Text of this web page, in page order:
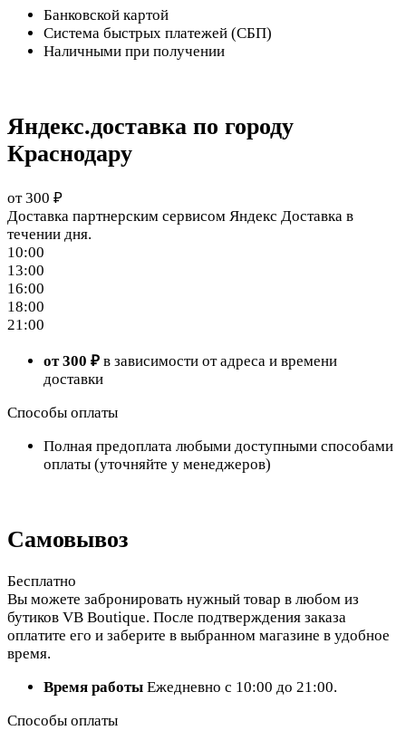
Банковской картой
Система быстрых платежей (СБП)
Наличными при получении
Яндекс.доставка по городу
Краснодару
от 300 ₽
Доставка партнерским сервисом Яндекс Доставка в
течении дня.
10:00
13:00
16:00
18:00
21:00
от 300 ₽ в зависимости от адреса и времени
доставки
Способы оплаты
Полная предоплата любыми доступными способами
оплаты (уточняйте у менеджеров)
Самовывоз
Бесплатно
Вы можете забронировать нужный товар в любом из
бутиков VB Boutique. После подтверждения заказа
оплатите его и заберите в выбранном магазине в удобное
время.
Время работы Ежедневно с 10:00 до 21:00.
Способы оплаты